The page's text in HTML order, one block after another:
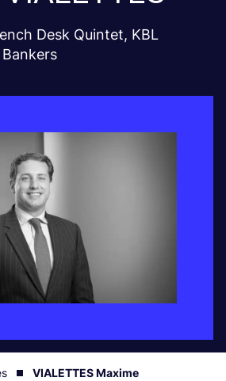
Desk Quintet, KBL
VIALETTES Maxime